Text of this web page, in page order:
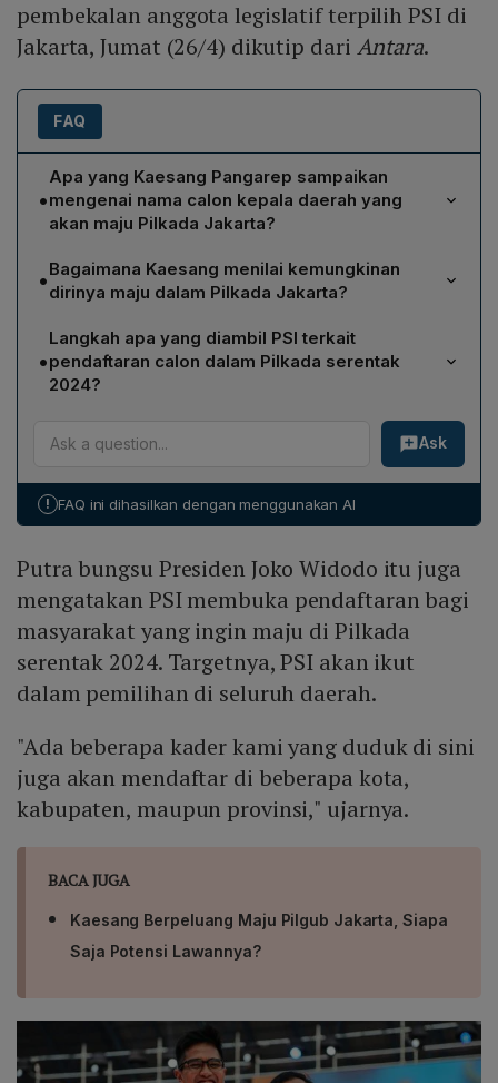
pembekalan anggota legislatif terpilih PSI di
Jakarta, Jumat (26/4) dikutip dari Antara.
FAQ
•
Apa yang Kaesang Pangarep sampaikan
mengenai nama calon kepala daerah yang
akan maju Pilkada Jakarta?
Kaesang mengaku telah mengantongi nama calon
kepala daerah untuk Pilkada Jakarta dan menegaskan
bahwa nama tersebut akan diumumkan pada waktu
yang tepat.
•Bagaimana Kaesang menilai kemungkinan
dirinya maju dalam Pilkada Jakarta?
Kaesang menyatakan akan menilai dinamika politik
terlebih dahulu; saat ini ia masih dalam proses
konsolidasi dengan partai di Koalisi Indonesia Maju dan
•
Langkah apa yang diambil PSI terkait
pendaftaran calon dalam Pilkada serentak
2024?
PSI membuka pendaftaran bagi masyarakat yang ingin
maju di Pilkada 2024 dengan target ikut dalam
pemilihan di seluruh daerah, termasuk kota, kabupaten,
mendaftar.
Ask
! FAQ ini dihasilkan dengan menggunakan AI
Putra bungsu Presiden Joko Widodo itu juga
mengatakan PSI membuka pendaftaran bagi
masyarakat yang ingin maju di Pilkada
serentak 2024. Targetnya, PSI akan ikut
dalam pemilihan di seluruh daerah.
"Ada beberapa kader kami yang duduk di sini
juga akan mendaftar di beberapa kota,
kabupaten, maupun provinsi," ujarnya.
BACA JUGA
Kaesang Berpeluang Maju Pilgub Jakarta, Siapa
Saja Potensi Lawannya?